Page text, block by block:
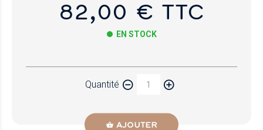
82,00 € TTC
EN STOCK
Quantité
AJOUTER